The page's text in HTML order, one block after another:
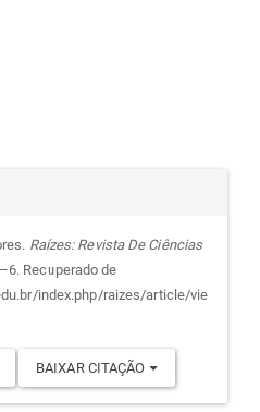
Raízes: Revista De Ciências
Recuperado de
index.php/raizes/article/vie
BAIXAR CITAÇÃO